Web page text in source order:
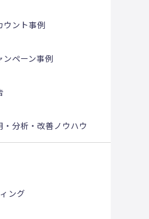
ウント事例
ンペーン事例
・分析・改善ノウハウ
ング